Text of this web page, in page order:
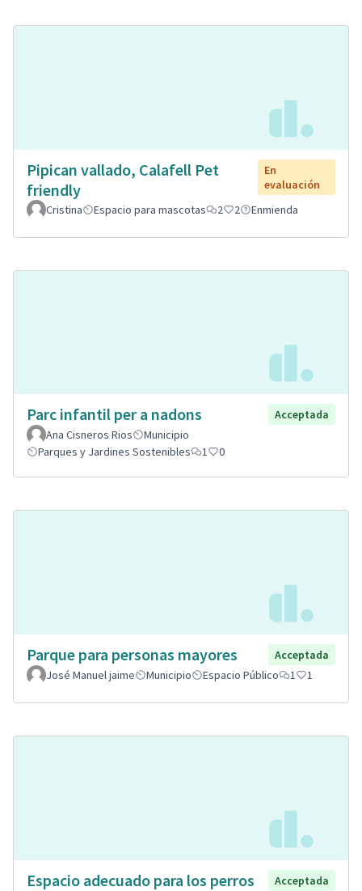
Pipican vallado, Calafell Pet
friendly
En
evaluación
Cristina
Espacio para mascotas 2 2 Enmienda
Parc infantil per a nadons
Acceptada
Ana Cisneros Rios
Municipio
Parques y Jardines Sostenibles
1 0
Parque para personas mayores
Acceptada
José Manuel jaime
Municipio Espacio Público 1 1
Espacio adecuado para los perros
Acceptada